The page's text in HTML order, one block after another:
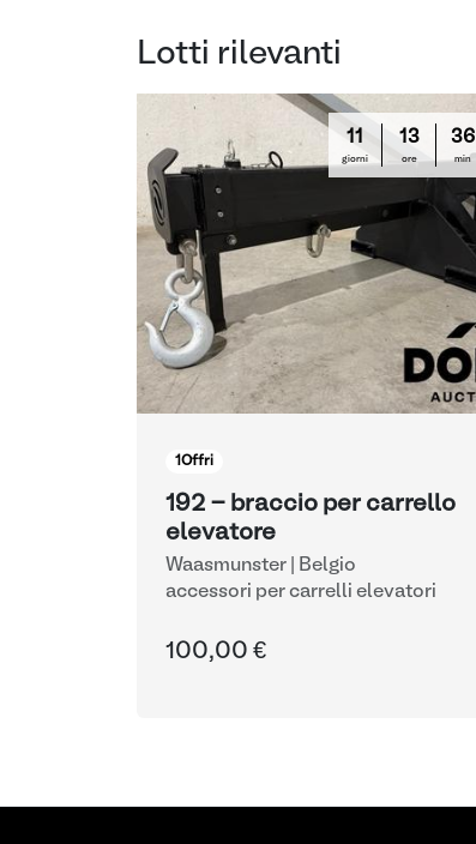
Lotti rilevanti
11
giorni
13
ore
36
min
1 Offri
192 - braccio per carrello
elevatore
Waasmunster | Belgio
accessori per carrelli elevatori
100,00 €